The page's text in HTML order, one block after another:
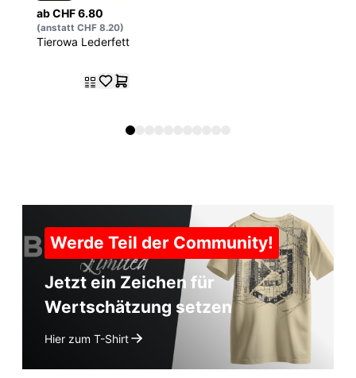
ab CHF 6.80
(anstatt CHF 8.20)
Tierowa Lederfett
Werde Teil der Community!
Jetzt ein Zeichen für
Wertschätzung setzen
Hier zum T-Shirt